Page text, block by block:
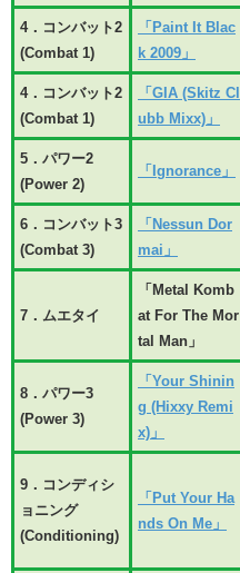
4．コンバット2
(Combat 1)
「Paint It Blac
k 2009」
4．コンバット2
(Combat 1)
「GIA (Skitz Cl
ubb Mixx)」
5．パワー2
(Power 2)
「Ignorance」
6．コンバット3
(Combat 3)
「Nessun Dor
mai」
7．ムエタイ
「Metal Komb
at For The Mor
tal Man」
8．パワー3
(Power 3)
「Your Shinin
g (Hixxy Remi
x)」
9．コンディシ
ョニング
(Conditioning)
「Put Your Ha
nds On Me」